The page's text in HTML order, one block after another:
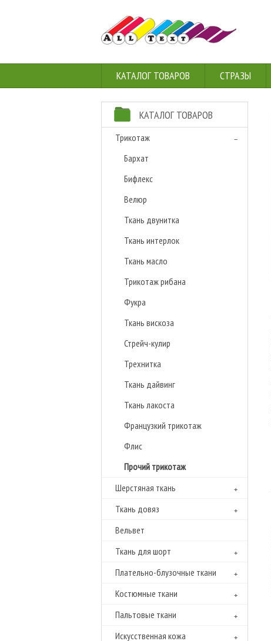
КАТАЛОГ ТОВАРОВ СТРАЗЫ
КАТАЛОГ ТОВАРОВ
Трикотаж
Бархат
Бифлекс
Велюр
Ткань двунитка
Ткань интерлок
Ткань масло
Трикотаж рибана
Фукра
Ткань вискоза
Стрейч-кулир
Трехнитка
Ткань дайвинг
Ткань лакоста
Французкий трикотаж
Флиc
Прочий трикотаж
Шерстяная ткань
Ткань довяз
Вельвет
Ткань для шорт
Плательно-блузочные ткани
Костюмные ткани
Пальтовые ткани
Искусственная кожа